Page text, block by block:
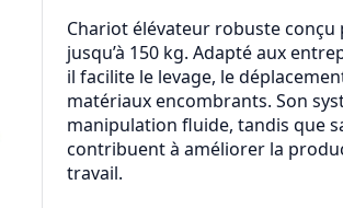
Chariot élévateur robuste
jusqu’à 150 kg. Adapté aux
il facilite le levage, le
matériaux encombrants. Son
manipulation fluide, tandis que
contribuent à améliorer la
travail.